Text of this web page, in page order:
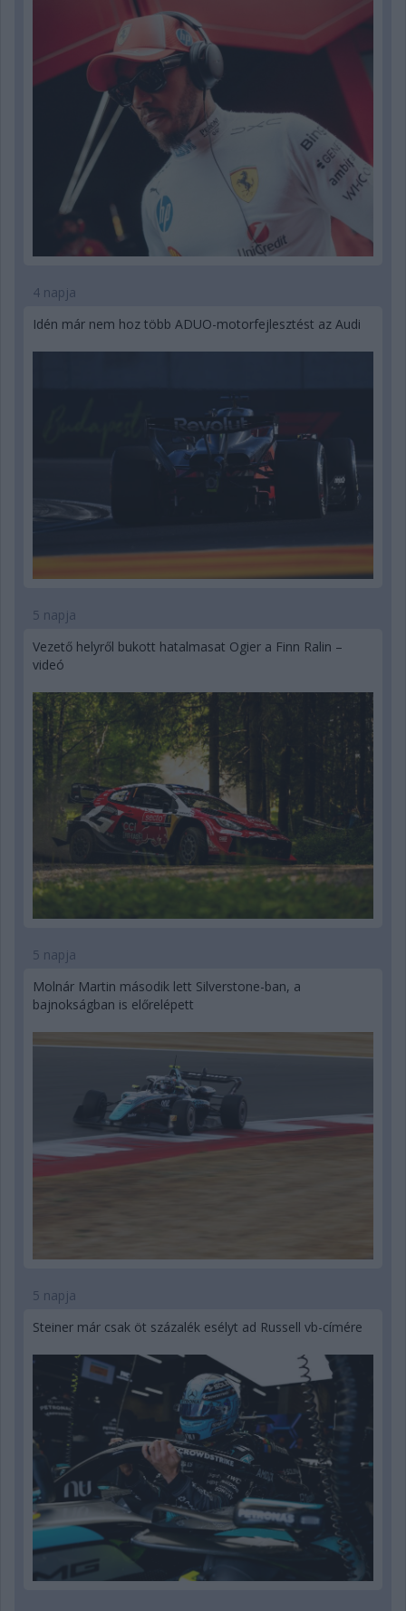
4 napja
Idén már nem hoz több ADUO-motorfejlesztést az Audi
5 napja
Vezető helyről bukott hatalmasat Ogier a Finn Ralin –
videó
5 napja
Molnár Martin második lett Silverstone-ban, a
bajnokságban is előrelépett
5 napja
Steiner már csak öt százalék esélyt ad Russell vb-címére